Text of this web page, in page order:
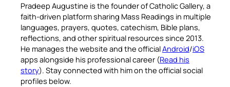
Pradeep Augustine is the founder of Catholic Gallery, a
faith-driven platform sharing Mass Readings in multiple
languages, prayers, quotes, catechism, Bible plans,
reflections, and other spiritual resources since 2013.
He manages the website and the officialAndroid/iOS
apps alongside his professional career (Read his
story). Stay connected with him on the official social
profiles below.